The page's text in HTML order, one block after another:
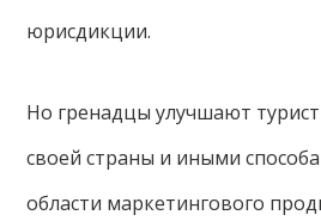
юрисдикции.
Но гренадцы улучшают
своей страны и иными
области маркетингового